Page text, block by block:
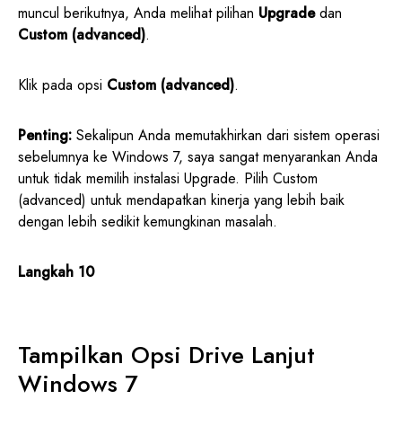
muncul berikutnya, Anda melihat pilihan Upgradedan
Custom (advanced).
Klik pada opsi Custom (advanced).
Penting: Sekalipun Anda memutakhirkan dari sistem operasi
sebelumnya ke Windows 7, saya sangat menyarankan Anda
untuk tidak memilih instalasi Upgrade. Pilih Custom
(advanced) untuk mendapatkan kinerja yang lebih baik
dengan lebih sedikit kemungkinan masalah.
Langkah 10
Tampilkan Opsi Drive Lanjut
Windows 7